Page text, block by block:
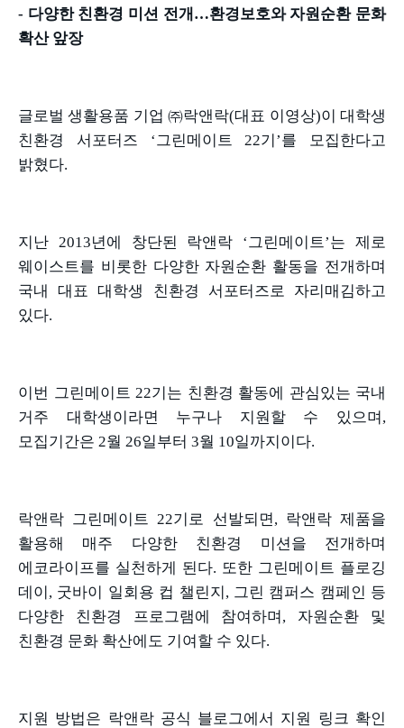
- 다양한 친환경 미션 전개 …환경보호와 자원순환 문화
확산 앞장
글로벌 생활용품 기업 ㈜락앤락(대표 이영상)이 대학생
친환경 서포터즈 ‘그린메이트 22기 ’를 모집한다고
밝혔다.
지난 2013년에 창단된 락앤락 ‘그린메이트’는 제로
웨이스트를 비롯한 다양한 자원순환 활동을 전개하며
국내 대표 대학생 친환경 서포터즈로 자리매김하고
있다.
이번 그린메이트 22기는 친환경 활동에 관심있는 국내
거주 대학생이라면 누구나 지원할 수 있으며 ,
모집기간은 2월 26일부터 3월 10일까지이다.
락앤락 그린메이트 22기로 선발되면, 락앤락 제품을
활용해 매주 다양한 친환경 미션을 전개하며
에코라이프를 실천하게 된다. 또한 그린메이트 플로깅
데이 , 굿바이 일회용 컵 챌린지 , 그린 캠퍼스 캠페인 등
다양한 친환경 프로그램에 참여하며 , 자원순환 및
친환경 문화 확산에도 기여할 수 있다.
지원 방법은 락앤락 공식 블로그에서 지원 링크 확인